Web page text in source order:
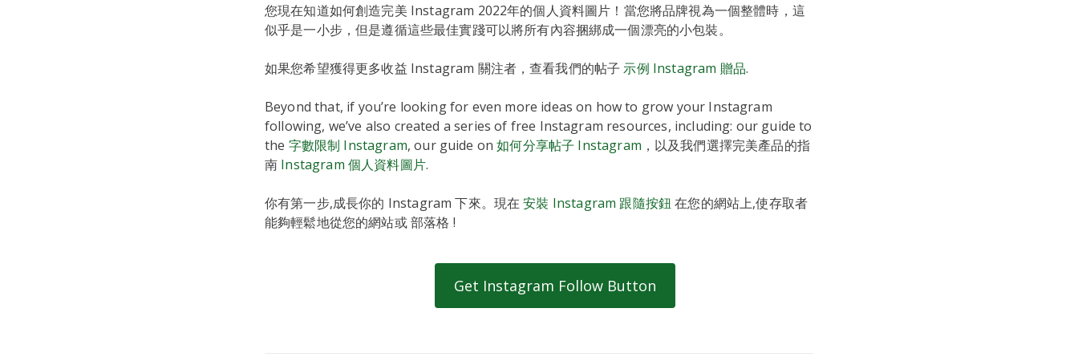
您現在知道如何創造完美 Instagram 2022年的個人資料圖片！當您將品牌視為一個整體時，這
似乎是一小步，但是遵循這些最佳實踐可以將所有內容捆綁成一個漂亮的小包裝。
如果您希望獲得更多收益 Instagram 關注者，查看我們的帖子示例 Instagram 贈品.
Beyond that, if you’re looking for even more ideas on how to grow your Instagram
following, we’ve also created a series of free Instagram resources, including: our guide to
the 字數限制 Instagram, our guide on如何分享帖子 Instagram ，以及我們選擇完美產品的指
南 Instagram 個人資料圖片.
你有第一步,成長你的 Instagram 下來。現在安裝 Instagram 跟隨按鈕 在您的網站上,使存取者
能夠輕鬆地從您的網站或 部落格 !
Get Instagram Follow Button